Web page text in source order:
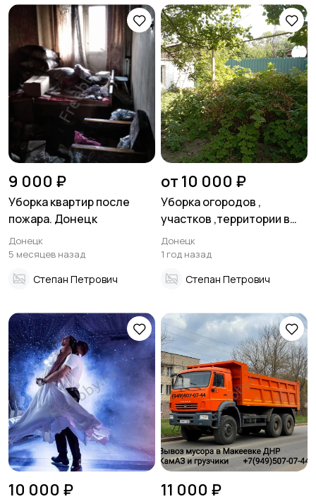
9 000 ₽
Уборка квартир после
пожара. Донецк
Донецк
5 месяцев назад
Степан Петрович
от 10 000 ₽
Уборка огородов ,
участков ,территории в
Донецке
Донецк
1 год назад
Степан Петрович
10 000 ₽ 11 000 ₽